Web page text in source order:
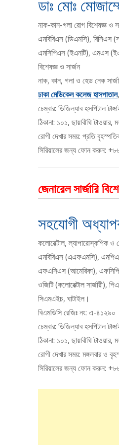
ডাঃ মোঃ
নাক-কান-গলা রোগ বিশেষজ্ঞ ও
এমবিবিএস (ডিএমসি), বিসিএস
এমসিপিএস (ইএনটি), এমএস
বিশেষজ্ঞ ও সার্জন
নাক, কান, গলা ও হেড নেক
ঢাকা মেডিকেল কলেজ হাসপাতাল
চেম্বার: ডিজিল্যাব হসপিটাল
ঠিকানা: ১০১, ছায়াবীথি টাওয়ার,
রোগী দেখার সময়: প্রতি
সিরিয়ালের জন্য ফোন করুন:
জেনারেল সার্জারি
সহযোগী
কলোরেক্টাল, ল্যাপারোস্কপিক ও
এমবিবিএস (এএফএমসি),
এফএসিএস (আমেরিকা),
ওজিটি (কলোরেক্টাল সার্জারী),
সিএমএইচ, ঘাটাইল।
বিএমডিসি রেজিঃ নং: এ-৪১২৯০
চেম্বার: ডিজিল্যাব হসপিটাল
ঠিকানা: ১০১, ছায়াবীথি টাওয়ার,
রোগী দেখার সময়: মঙ্গলবার ও
সিরিয়ালের জন্য ফোন করুন: